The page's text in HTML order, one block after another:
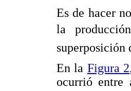
Es de hacer
la
superposición
En la Figura 2
ocurrió entre